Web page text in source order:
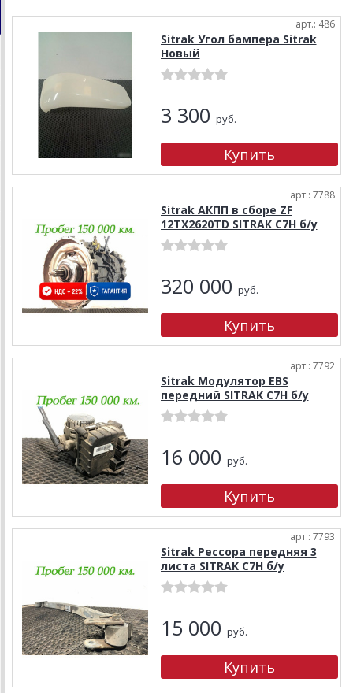
арт.: 486
Sitrak Угол бампера Sitrak
Новый
3 300 руб.
арт.: 7788
Sitrak АКПП в сборе ZF
12TX2620TD SITRAK C7H б/у
320 000 руб.
арт.: 7792
Sitrak Модулятор EBS
передний SITRAK C7H б/у
16 000 руб.
арт.: 7793
Sitrak Рессора передняя 3
листа SITRAK C7H б/у
15 000 руб.